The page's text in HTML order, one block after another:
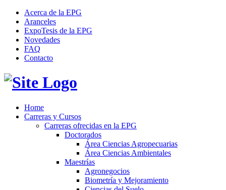
Acerca de la EPG
Aranceles
ExpoTesis de la EPG
Novedades
FAQ
Contacto
Home
Carreras y Cursos
Carreras ofrecidas en la EPG
Doctorados
Área Ciencias Agropecuarias
Área Ciencias Ambientales
Maestrías
Agronegocios
Biometría y Mejoramiento